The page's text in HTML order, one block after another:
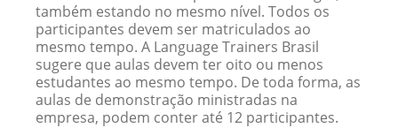
também estando no mesmo nível. Todos os
participantes devem ser matriculados ao
mesmo tempo. A Language Trainers Brasil
sugere que aulas devem ter oito ou menos
estudantes ao mesmo tempo. De toda forma, as
aulas de demonstração ministradas na
empresa, podem conter até 12 participantes.